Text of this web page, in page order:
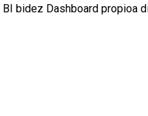
bidez Dashboard propioa